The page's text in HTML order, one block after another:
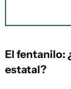
El fentanilo:
estatal?